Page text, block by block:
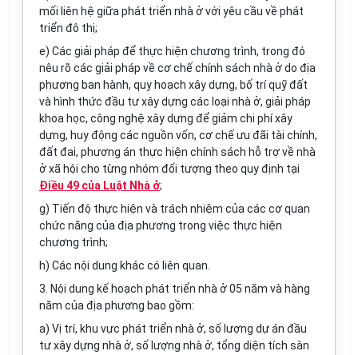
mối iên hệ giữa phát triển nhà ở với yêu cầu về phát
triển đô thị;
e) Các giải pháp để thực hiện chương trình, trong đó
nêu rõ các giải pháp về cơ chế chính sách nhà ở do địa
phương ban hành, quy hoạch xây dựng, bố trí quỹ đất
và hình thức đầu tư xây dựng các loại nhà ở, giải pháp
khoa học, công nghệ xây dựng để giảm chi phí xây
dựng, huy động các nguồn vốn, cơ chế ưu đãi tài chính,
đất đai, phương án thực hiện chính sách hỗ trợ về nhà
ởxã hội cho từng nhóm đối tượng theo quy định tại
Điều 49 của Luật Nhà ở;
g) Tiến độ thực hiện và trách nhiệm của các cơ quan
chức năng của địa phương trong việc thực hiện
chương trình;
h) Các nội dung khác có liên quan.
3. Nội dung kế hoạch phát triển nhà ở05 năm và hàng
năm của địa phương bao gồm:
a) Vị trí, khu vực phát triển nhà ở, số lượng dự án đầu
tưxây dựng nhà ở, số lượng nhà ở, tổng diện tích sàn